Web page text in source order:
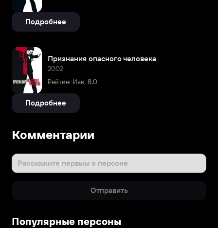
Подробнее
Признания опасного человека
2002
Рейтинг Иви: 8,0
Подробнее
Комментарии
Расскажите первым о персоне
Отправить
Популярные персоны